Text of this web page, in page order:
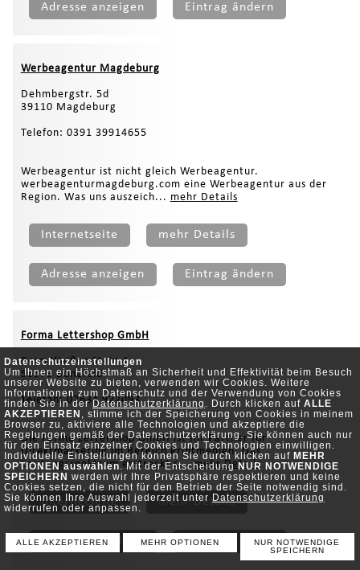
Datenschutzeinstellungen
Um Ihnen ein Höchstmaß an Sicherheit und Effektivität beim Besuch
unserer Website zu bieten, verwenden wir Cookies. Weitere
Informationen zum Datenschutz und der Verwendung von Cookies
finden Sie in derDatenschutzerklärung . Durch klicken auf ALLE
AKZEPTIEREN , stimme ich der Speicherung von Cookies in meinem
Browser zu, aktiviere alle Technologien und akzeptiere die
Regelungen gemäß der Datenschutzerklärung. Sie können auch nur
für den Einsatz einzelner Cookies und Technologien einwilligen.
Individuelle Einstellungen können Sie durch klicken auf MEHR
OPTIONEN auswählen. Mit der EntscheidungNUR NOTWENDIGE
SPEICHERN werden wir Ihre Privatsphäre respektieren und keine
Cookies setzen, die nicht für den Betrieb der Seite notwendig sind.
Sie können Ihre Auswahl jederzeit unter Datenschutzerklärung
widerrufen oder anpassen.
ALLE AKZEPTIEREN MEHR OPTIONEN
NUR NOTWENDIGE
SPEICHERN
Adresse anzeigen Eintrag ändern
Werbeagentur Magdeburg
Dehmbergstr. 5d
39110 Magdeburg
Telefon: 0391 39914655
Werbeagentur ist nicht gleich Werbeagentur.
werbeagenturmagdeburg.com eine Werbeagentur aus der
Region. Was uns auszeich... mehr Details
Internetseite mehr Details
Adresse anzeigen Eintrag ändern
Forma Lettershop GmbH
Beim Weißen Stein 4
56579 Bonefeld
Telefon: 02634 922093
Die Forma Lettershop GmbH ist Ihr Partner für
Direktmarketing im Bereich Printmedien. Das
Leistungsspektrum erstreckt s...mehr Details
Internetseite mehr Details
Adresse anzeigen Eintrag ändern